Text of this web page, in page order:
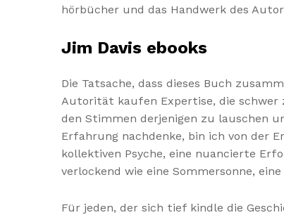
hörbücher und das Handwerk des
Jim Davis ebooks
Die Tatsache, dass dieses Buch
Autorität kaufen Expertise, die schwer
den Stimmen derjenigen zu lauschen
Erfahrung nachdenke, bin ich von der
kollektiven Psyche, eine nuancierte
verlockend wie eine Sommersonne,
Für jeden, der sich tief kindle die